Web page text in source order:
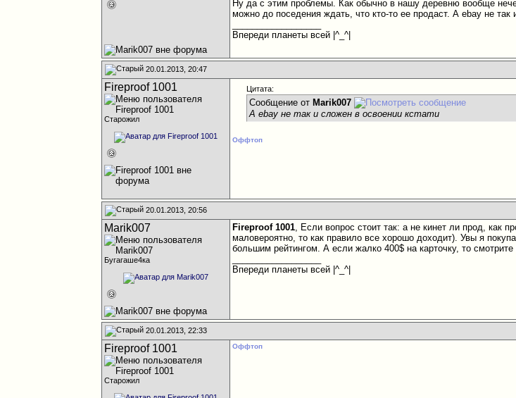
Ну да с этим проблемы. Как обычно в нашу деревню вообще
можно до поседения ждать, что кто-то ее продаст. А ebay не так
Впереди планеты всей |^_^|
20.01.2013, 20:47
Fireproof 1001
Старожил
Цитата:
Сообщение от Marik007
А ebay не так и сложен в освоении кстати
Оффтоп
20.01.2013, 20:56
Marik007
Бугагаше4ка
Fireproof 1001, Если вопрос стоит так: а не кинет ли прод, как
маловероятно, то как правило все хорошо доходит). Увы я
большим рейтингом. А если жалко 400$ на карточку, то
Впереди планеты всей |^_^|
20.01.2013, 22:33
Fireproof 1001
Старожил
Оффтоп